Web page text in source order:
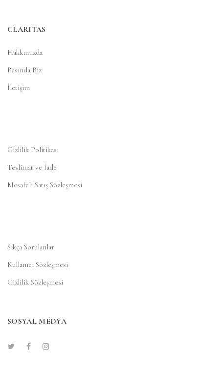
CLARITAS
Hakkımızda
Basında Biz
İletişim
Gizlilik Politikası
Teslimat ve İade
Mesafeli Satış Sözleşmesi
Sıkça Sorulanlar
Kullanıcı Sözleşmesi
Gizlilik Sözleşmesi
SOSYAL MEDYA